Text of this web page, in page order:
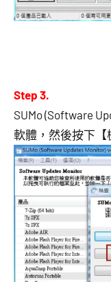
Step 3.
SUMo (Software
軟體，然後按下【